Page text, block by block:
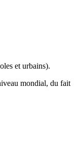
et urbains).
mondial, du fait